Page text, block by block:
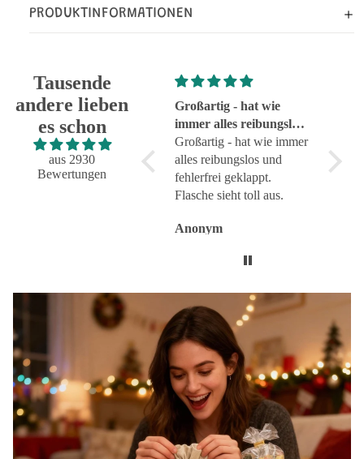
PRODUKTINFORMATIONEN
Tausende
andere lieben
es schon
aus 2930
Bewertungen
Super!
Super!
Großartig - hat wie
immer alles reibungslos
und fehlerfrei geklappt
Großartig - hat wie immer
alles reibungslos und
fehlerfrei geklappt.
Flasche sieht toll aus.
Anonym